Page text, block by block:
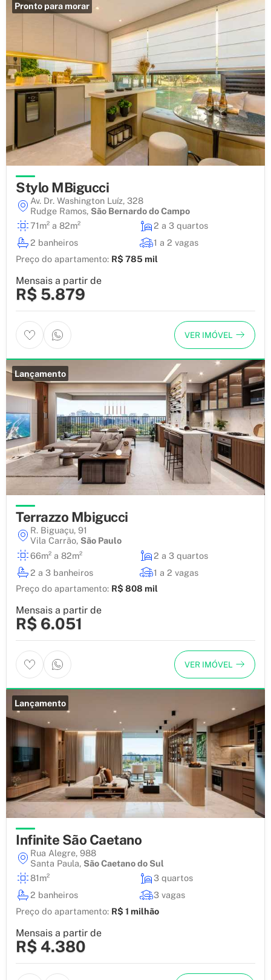
Pronto para morar
Stylo MBigucci
Av. Dr. Washington Luíz, 328
Rudge Ramos, São Bernardo do Campo
71m² a 82m²
2 a 3 quartos
2 banheiros
1 a 2 vagas
Preço do apartamento: R$ 785 mil
Mensais a partir de
R$ 5.879
VER IMÓVEL
Lançamento
Terrazzo Mbigucci
R. Biguaçu, 91
Vila Carrão, São Paulo
66m² a 82m²
2 a 3 quartos
2 a 3 banheiros
1 a 2 vagas
Preço do apartamento: R$ 808 mil
Mensais a partir de
R$ 6.051
VER IMÓVEL
Lançamento
Infinite São Caetano
Rua Alegre, 988
Santa Paula, São Caetano do Sul
81m²
3 quartos
2 banheiros
3 vagas
Preço do apartamento: R$ 1 milhão
Mensais a partir de
R$ 4.380